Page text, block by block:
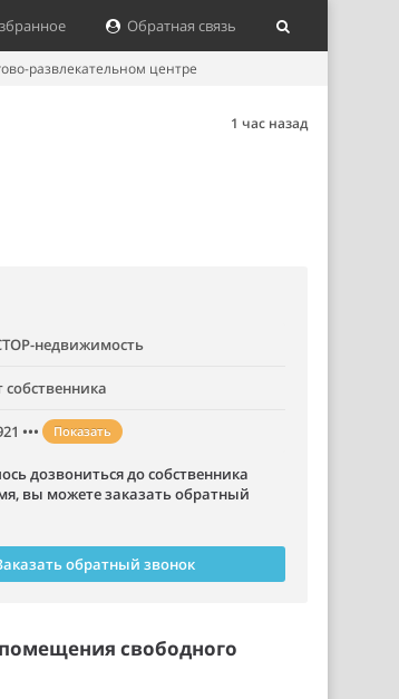
Обратная связь
развлекательном центре
1 час назад
недвижимость
собственника
••• Показать
дозвониться до собственника
вы можете заказать обратный
обратный звонок
свободного